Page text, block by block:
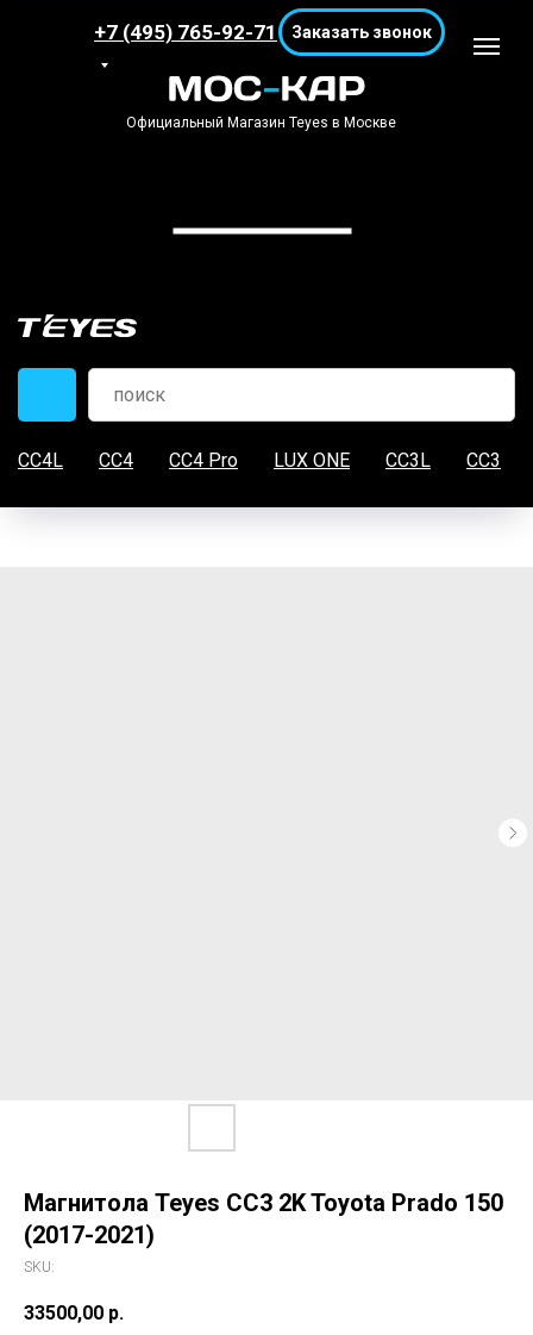
Официальный Магазин Teyes в Москве
+7 (495) 765-92-71 Заказать звонок
CC4L CC4 CC4 Pro LUX ONE CC3L CC3
Магнитола Teyes CC3 2K Toyota Prado 150
(2017-2021)
SKU:
33500,00 р.